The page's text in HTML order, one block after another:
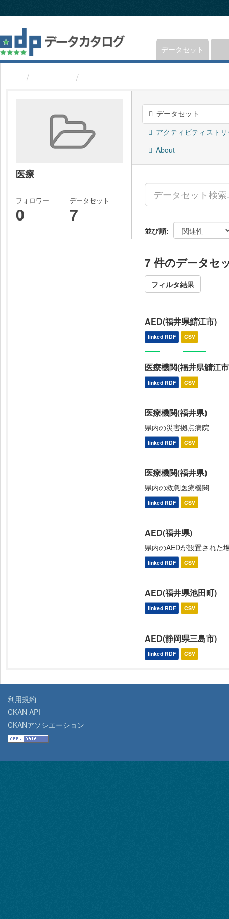
キ
プ
し
て
データセット
医療
フォロワー
0
データセット
7
データセット
アクティビティスト
About
並び順
7 件のデータセ
フィルタ結果
AED(福井県鯖江市)
linked RDF CSV
医療機関(福井県鯖江
linked RDF CSV
医療機関(福井県)
県内の災害拠点病院
linked RDF CSV
医療機関(福井県)
県内の救急医療機関
linked RDF CSV
AED(福井県)
県内のAEDが設置された
linked RDF CSV
AED(福井県池田町)
linked RDF CSV
AED(静岡県三島市)
linked RDF CSV
利用規約
CKAN API
CKANアソシエーション